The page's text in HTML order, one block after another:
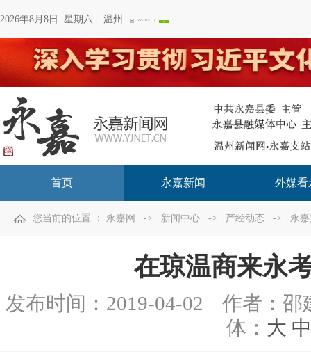
2026年8月8日 星期六 温州
首页 永嘉新闻 外媒看
您当前的位置 ： 永嘉网 -> 新闻中心 -> 产经动态 -> 永
在琼温商来永
发布时间： 2019-04-02
作者：邵
体： 大 中